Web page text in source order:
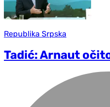
Republika Srpska
Tadić: Arnaut